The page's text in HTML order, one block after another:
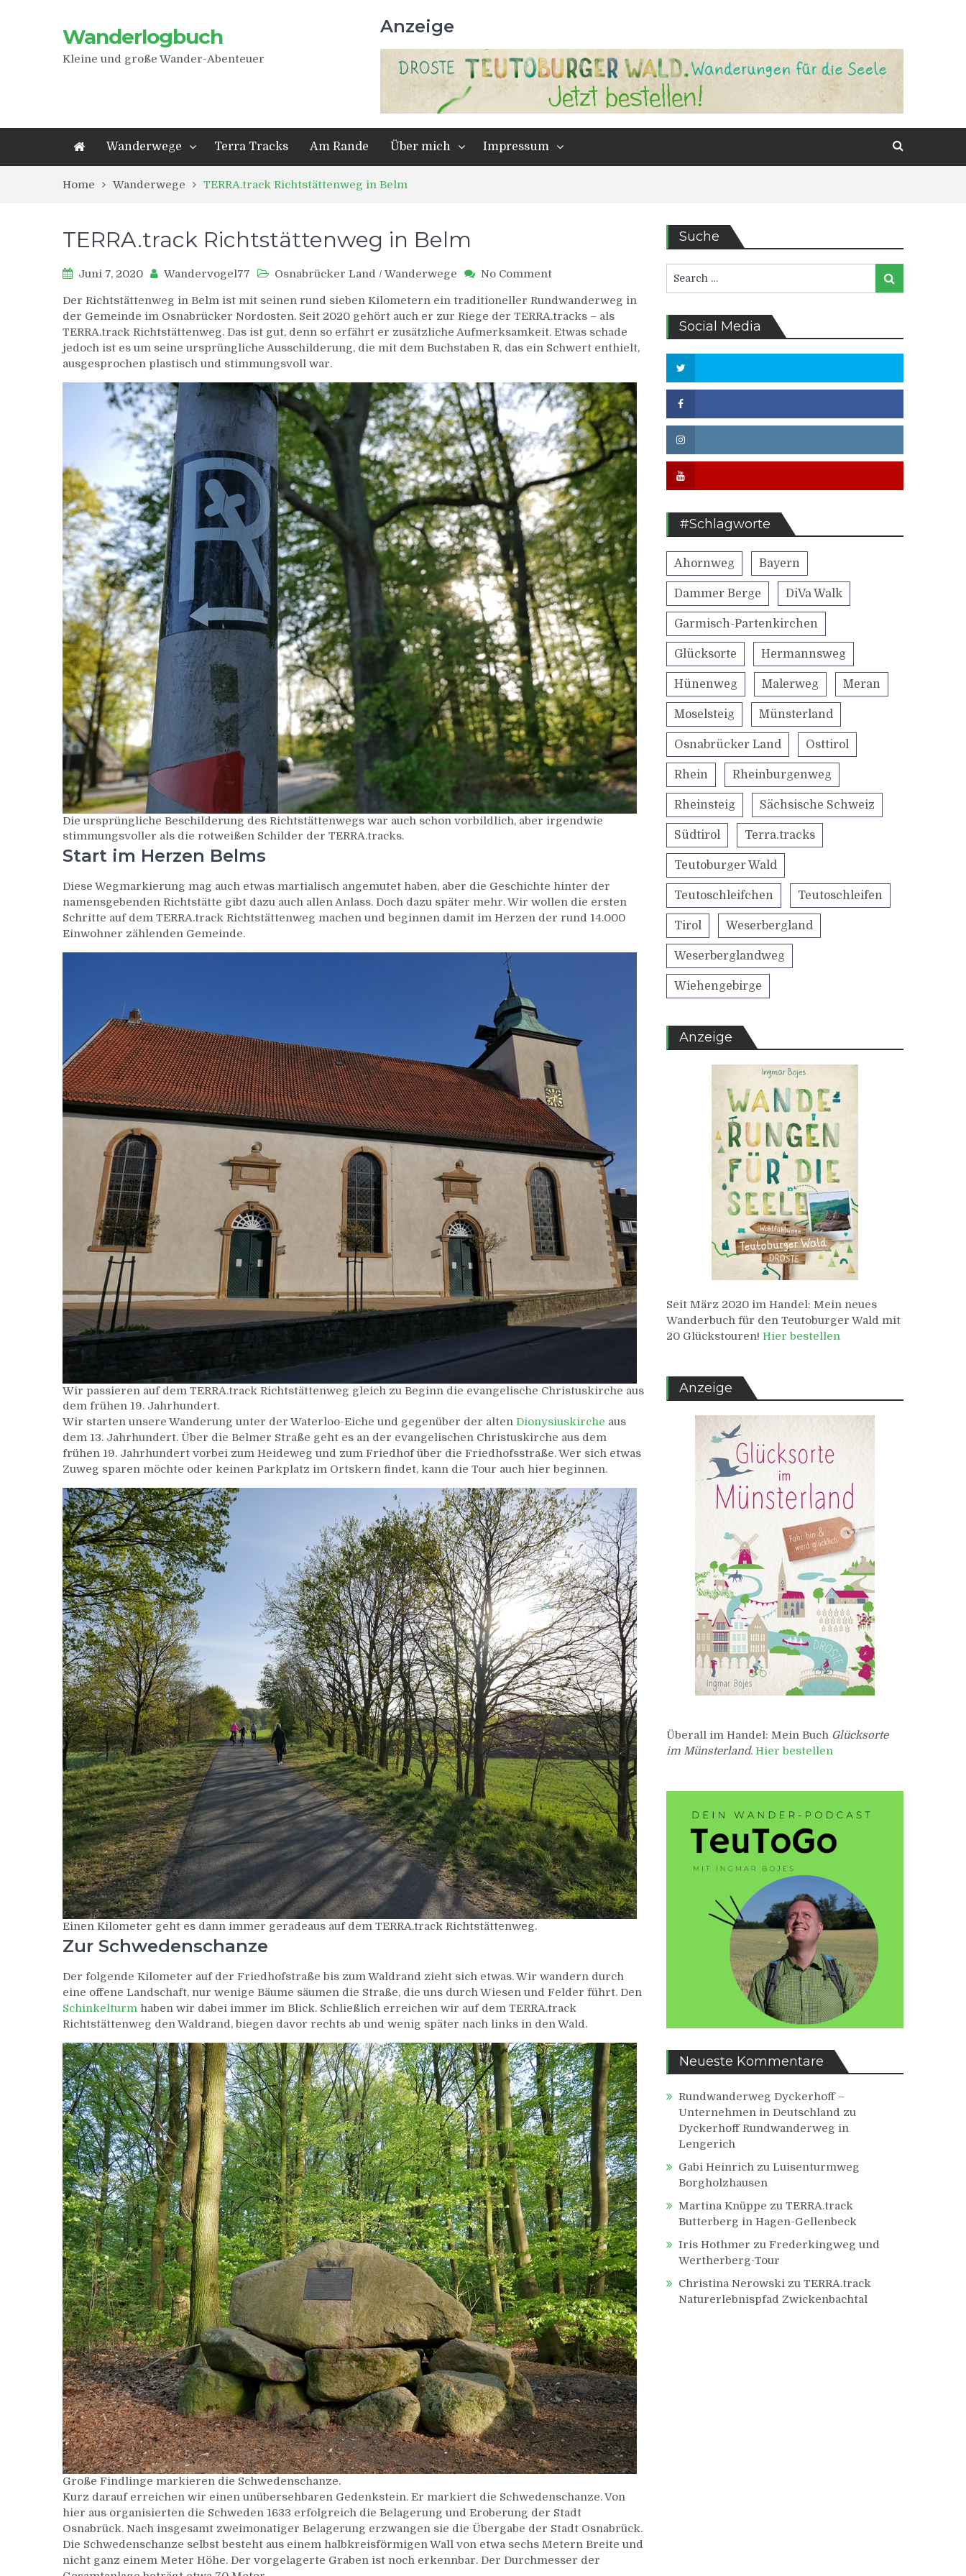
Wanderlogbuch
Kleine und große Wander-Abenteuer
Anzeige
Wanderwege Terra Tracks Am Rande Über mich Impressum
Home Wanderwege TERRA.track Richtstättenweg in Belm
TERRA.track Richtstättenweg in Belm
Juni 7, 2020 Wandervogel77 Osnabrücker Land / Wanderwege No Commenton
Richtstättenweg
in
Belm
Der Richtstättenweg in Belm ist mit seinen rund sieben Kilometern ein traditioneller Rundwanderweg in
der Gemeinde im Osnabrücker Nordosten. Seit 2020 gehört auch er zur Riege der TERRA.tracks – als
TERRA.track Richtstättenweg. Das ist gut, denn so erfährt er zusätzliche Aufmerksamkeit. Etwas schade
jedoch ist es um seine ursprüngliche Ausschilderung, die mit dem Buchstaben R, das ein Schwert enthielt,
ausgesprochen plastisch und stimmungsvoll war.
Die ursprüngliche Beschilderung des Richtstättenwegs war auch schon vorbildlich, aber irgendwie
stimmungsvoller als die rotweißen Schilder der TERRA.tracks.
Start im Herzen Belms
Diese Wegmarkierung mag auch etwas martialisch angemutet haben, aber die Geschichte hinter der
namensgebenden Richtstätte gibt dazu auch allen Anlass. Doch dazu später mehr. Wir wollen die ersten
Schritte auf dem TERRA.track Richtstättenweg machen und beginnen damit im Herzen der rund 14.000
Einwohner zählenden Gemeinde.
Wir passieren auf dem TERRA.track Richtstättenweg gleich zu Beginn die evangelische Christuskirche aus
dem frühen 19. Jahrhundert.
Wir starten unsere Wanderung unter der Waterloo-Eiche und gegenüber der alten Dionysiuskirche aus
dem 13. Jahrhundert. Über die Belmer Straße geht es an der evangelischen Christuskirche aus dem
frühen 19. Jahrhundert vorbei zum Heideweg und zum Friedhof über die Friedhofsstraße. Wer sich etwas
Zuweg sparen möchte oder keinen Parkplatz im Ortskern findet, kann die Tour auch hier beginnen.
Einen Kilometer geht es dann immer geradeaus auf dem TERRA.track Richtstättenweg.
Zur Schwedenschanze
Der folgende Kilometer auf der Friedhofstraße bis zum Waldrand zieht sich etwas. Wir wandern durch
eine offene Landschaft, nur wenige Bäume säumen die Straße, die uns durch Wiesen und Felder führt. Den
Schinkelturm haben wir dabei immer im Blick. Schließlich erreichen wir auf dem TERRA.track
Richtstättenweg den Waldrand, biegen davor rechts ab und wenig später nach links in den Wald.
Große Findlinge markieren die Schwedenschanze.
Kurz darauf erreichen wir einen unübersehbaren Gedenkstein. Er markiert die Schwedenschanze. Von
hier aus organisierten die Schweden 1633 erfolgreich die Belagerung und Eroberung der Stadt
Osnabrück. Nach insgesamt zweimonatiger Belagerung erzwangen sie die Übergabe der Stadt Osnabrück.
Die Schwedenschanze selbst besteht aus einem halbkreisförmigen Wall von etwa sechs Metern Breite und
nicht ganz einem Meter Höhe. Der vorgelagerte Graben ist noch erkennbar. Der Durchmesser der
Suche
for:
Search
Social Media
#Schlagworte
Ahornweg Bayern
Dammer Berge DiVa Walk
Garmisch-Partenkirchen
Glücksorte Hermannsweg
Hünenweg Malerweg Meran
Moselsteig Münsterland
Osnabrücker Land Osttirol
Rhein Rheinburgenweg
Rheinsteig Sächsische Schweiz
Südtirol Terra.tracks
Teutoburger Wald
Teutoschleifchen Teutoschleifen
Tirol Weserbergland
Weserberglandweg
Wiehengebirge
Anzeige
Seit März 2020 im Handel: Mein neues
Wanderbuch für den Teutoburger Wald mit
20 Glückstouren! Hier bestellen
Anzeige
Überall im Handel: Mein Buch Glücksorte
im Münsterland. Hier bestellen
Neueste Kommentare
Rundwanderweg Dyckerhoff –
Unternehmen in Deutschland zu
Dyckerhoff Rundwanderweg in
Lengerich
Gabi Heinrich zu Luisenturmweg
Borgholzhausen
Martina Knüppe zu TERRA.track
Butterberg in Hagen-Gellenbeck
Iris Hothmer zu Frederkingweg und
Wertherberg-Tour
Christina Nerowski zu TERRA.track
Naturerlebnispfad Zwickenbachtal